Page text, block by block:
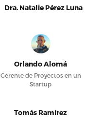
Dra. Natalie Pérez Luna
Orlando Alomá
Gerente de Proyectos en un
Startup
Tomás Ramírez